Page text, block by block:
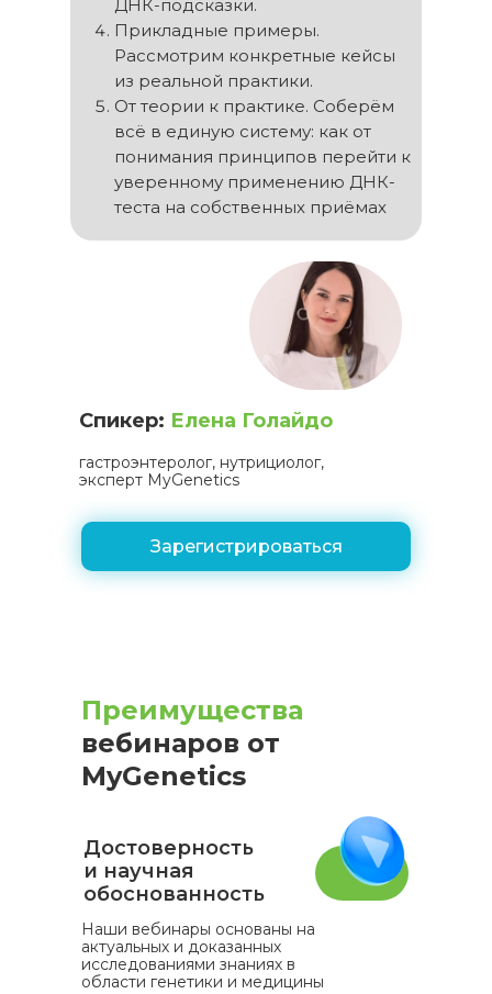
Зарегистрироваться
Спикер: Елена Голайдо
гастроэнтеролог, нутрициолог,
эксперт MyGenetics
ДНК-подсказки.
Прикладные примеры.
Рассмотрим конкретные кейсы
из реальной практики.
От теории к практике. Соберём
всё в единую систему: как от
понимания принципов перейти к
уверенному применению ДНК-
теста на собственных приёмах
Достоверность
и научная
обоснованность
Наши вебинары основаны на
актуальных и доказанных
исследованиями знаниях в
области генетики и медицины
Преимущества
вебинаров от
MyGenetics